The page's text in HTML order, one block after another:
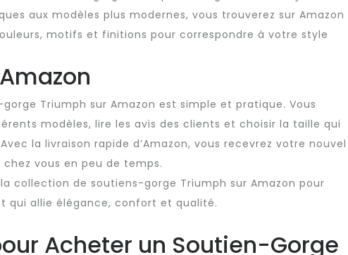
aux modèles plus modernes, vous trouverez sur Amazon
motifs et finitions pour correspondre à votre style
Triumph sur Amazon est simple et pratique. Vous
modèles, lire les avis des clients et choisir la taille qui
la livraison rapide d’Amazon, vous recevrez votre nouvel
vous en peu de temps.
la collection de soutiens-gorge Triumph sur Amazon pour
qui allie élégance, confort et qualité.
Acheter un Soutien-Gorge